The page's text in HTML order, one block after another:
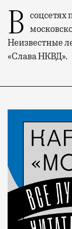
В соцсетях появились фотографии забора у
Неизвестные
«Слава НКВД».